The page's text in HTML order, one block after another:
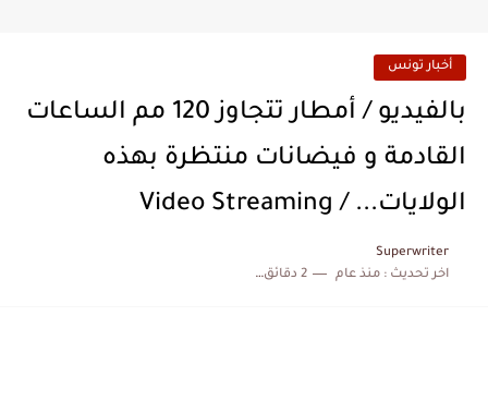
أخبار تونس
بالفيديو / أمطار تتجاوز 120 مم الساعات
القادمة و فيضانات منتظرة بهذه
الولايات... / Video Streaming
Superwriter
اخر تحديث :منذ عام 2 دقائق للقراءة